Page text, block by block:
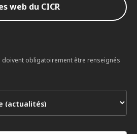
web du CICR
obligatoirement être renseignés